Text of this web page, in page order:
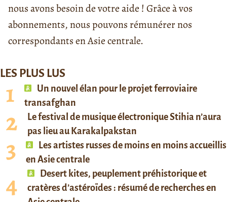
nous avons besoin de votre aide ! Grâce à vos
abonnements, nous pouvons rémunérer nos
correspondants en Asie centrale.
LES PLUS LUS
Un nouvel élan pour le projet ferroviaire
transafghan
Le festival de musique électronique Stihia n’aura
pas lieu au Karakalpakstan
Les artistes russes de moins en moins accueillis
en Asie centrale
Desert kites, peuplement préhistorique et
cratères d’astéroïdes : résumé de recherches en